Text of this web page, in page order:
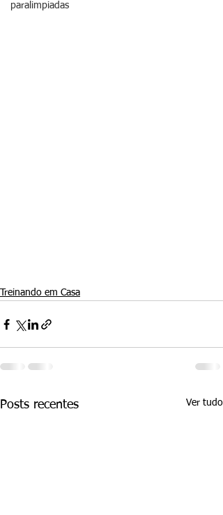
paralimpiadas
Treinando em Casa
Posts recentes Ver tudo